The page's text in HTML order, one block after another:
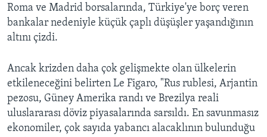
Roma ve Madrid borsalarında, Türkiye'ye borç veren
bankalar nedeniyle küçük çaplı düşüşler yaşandığının
altını çizdi.
Ancak krizden daha çok gelişmekte olan ülkelerin
etkileneceğini belirten Le Figaro, "Rus rublesi, Arjantin
pezosu, Güney Amerika randı ve Brezilya reali
uluslararası döviz piyasalarında sarsıldı. En savunmasız
ekonomiler, çok sayıda yabancı alacaklının bulunduğu